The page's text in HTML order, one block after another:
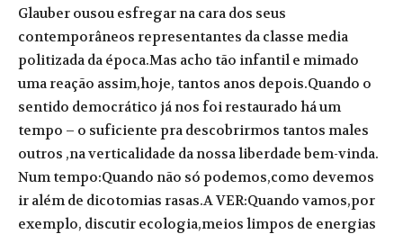
Glauber ousou esfregar na cara dos seus
contemporâneos representantes da classe media
politizada da época.Mas acho tão infantil e mimado
uma reação assim,hoje, tantos anos depois.Quando o
sentido democrático já nos foi restaurado há um
tempo – o suficiente pra descobrirmos tantos males
outros ,na verticalidade da nossa liberdade bem-vinda.
Num tempo:Quando não só podemos,como devemos
ir além de dicotomias rasas.A VER:Quando vamos,por
exemplo, discutir ecologia,meios limpos de energias